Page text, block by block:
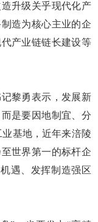
升级关乎现代化产
造为核心主业的企
产业链链长建设等
黎勇表示，发展新
是要因地制宜、分
基地，近年来涪陵
世界第一的标杆企
遇、发挥制造强区